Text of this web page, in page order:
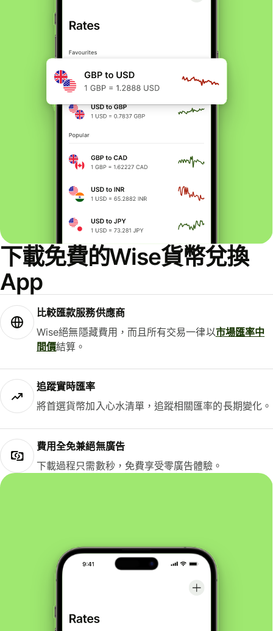
下載免費的Wise貨幣兌換
App
比較匯款服務供應商
Wise絕無隱藏費用，而且所有交易一律以市場匯率中
間價結算。
追蹤實時匯率
將首選貨幣加入心水清單，追蹤相關匯率的長期變化。
費用全免兼絕無廣告
下載過程只需數秒，免費享受零廣告體驗。